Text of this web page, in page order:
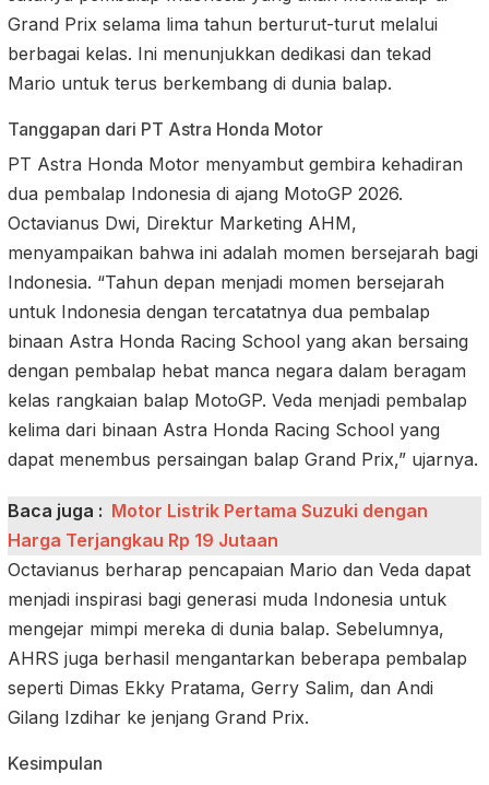
Grand Prix selama lima tahun berturut-turut melalui
berbagai kelas. Ini menunjukkan dedikasi dan tekad
Mario untuk terus berkembang di dunia balap.
Tanggapan dari PT Astra Honda Motor
PT Astra Honda Motor menyambut gembira kehadiran
dua pembalap Indonesia di ajang MotoGP 2026.
Octavianus Dwi, Direktur Marketing AHM,
menyampaikan bahwa ini adalah momen bersejarah bagi
Indonesia. “Tahun depan menjadi momen bersejarah
untuk Indonesia dengan tercatatnya dua pembalap
binaan Astra Honda Racing School yang akan bersaing
dengan pembalap hebat manca negara dalam beragam
kelas rangkaian balap MotoGP. Veda menjadi pembalap
kelima dari binaan Astra Honda Racing School yang
dapat menembus persaingan balap Grand Prix,” ujarnya.
Baca juga : Motor Listrik Pertama Suzuki dengan
Harga Terjangkau Rp 19 Jutaan
Octavianus berharap pencapaian Mario dan Veda dapat
menjadi inspirasi bagi generasi muda Indonesia untuk
mengejar mimpi mereka di dunia balap. Sebelumnya,
AHRS juga berhasil mengantarkan beberapa pembalap
seperti Dimas Ekky Pratama, Gerry Salim, dan Andi
Gilang Izdihar ke jenjang Grand Prix.
Kesimpulan